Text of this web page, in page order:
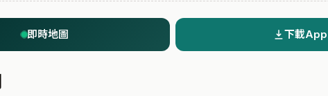
即時地圖 下載App